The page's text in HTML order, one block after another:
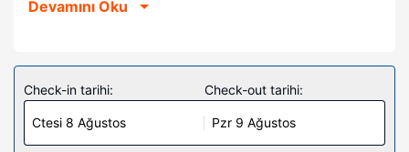
Niagara ile 2,3 km (1,4 mi) ve Fallsview Kapalı Su Parkı ile
Misafirler için 432 klimalı odada düz ekran televizyon
mevcuttur. Pillowtop/yastık üstlü yatağınızda kaliteli yatak
takımı vardır. İyi vakit geçirmeniz için kablolu TV kanalları
program gösterilir, kablolu / kablosuz internet erişimi
Devamını Oku
Check-in tarihi:
Ctesi 8 Ağustos
Check-out tarihi:
Pzr 9 Ağustos